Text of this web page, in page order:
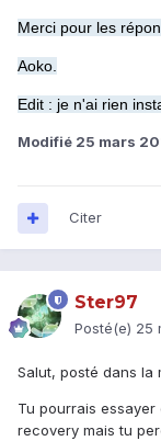
Merci pour les
Aoko.
Edit : je n'ai rien
Modifié 25 mars
Citer
Ster97
Posté(e) 25
Salut, posté dans la
Tu pourrais
recovery mais tu